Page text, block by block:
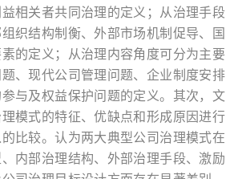
相关者共同治理的定义；从治理手段
织结构制衡、外部市场机制促导、国
的定义；从治理内容角度可分为主要
、现代公司管理问题、企业制度安排
与及权益保护问题的定义。其次，文
模式的特征、优缺点和形成原因进行
比较。认为两大典型公司治理模式在
内部治理结构、外部治理手段、激励